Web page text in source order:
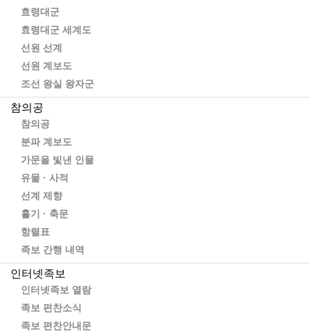
효령대군
효령대군 세계도
선원 선계
선원 계보도
조선 왕실 왕자군
참의공
참의공
분파 계보도
가문을 빛낸 인물
유물 · 사적
선계 제향
홀기 · 축문
항렬표
족보 간행 내역
인터넷족보
인터넷족보 열람
족보 편찬소식
족보 편찬안내문
모바일 내용 테스트입니다.
개인정보처리방침
주 소 : 경기도 광주시 초월읍 도곡안길 53-6
전 화 : 010-5233-1689(회장)
팩 스 : 031-767-3222
Copyright(c) 2024 전주이씨참의공파종중. All Rights Reserved.
제 작 : 뿌리정보미디어 www.yesjokbo.com